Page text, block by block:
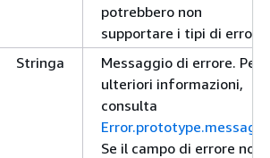
potrebbero non
supportare i tipi di errore.
Stringa
Messaggio di errore. Per
ulteriori informazioni,
consulta
Error.prototype.message
Se il campo di errore non